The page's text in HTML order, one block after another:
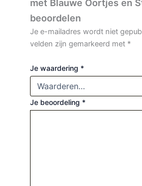
met Blauwe Oortjes en
beoordelen
Je e-mailadres wordt niet
velden zijn gemarkeerd met *
Je waardering *
Je beoordeling *